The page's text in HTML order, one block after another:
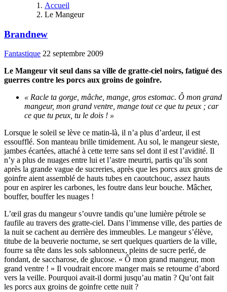
Accueil
Le Mangeur
Brandnew
Fantastique 22 septembre 2009
Le Mangeur vit seul dans sa ville de gratte-ciel noirs, fatigué des
guerres contre les porcs aux groins de goinfre.
« Racle ta gorge, mâche, mange, gros estomac. Ô mon grand
mangeur, mon grand ventre, mange tout ce que tu peux ; car
ce que tu peux, tu le dois ! »
Lorsque le soleil se lève ce matin-là, il n’a plus d’ardeur, il est
essoufflé. Son manteau brille timidement. Au sol, le mangeur sieste,
jambes écartées, attaché à cette terre sans sel dont il est l’avidité. Il
n’y a plus de nuages entre lui et l’astre meurtri, partis qu’ils sont
après la grande vague de sucreries, après que les porcs aux groins de
goinfre aient assemblé de hauts tubes en caoutchouc, assez hauts
pour en aspirer les carbones, les foutre dans leur bouche. Mâcher,
bouffer, bouffer les nuages !
L’œil gras du mangeur s’ouvre tandis qu’une lumière pétrole se
faufile au travers des gratte-ciel. Dans l’immense ville, des parties de
la nuit se cachent au derrière des immeubles. Le mangeur s’élève,
titube de la beuverie nocturne, se sert quelques quartiers de la ville,
fourre sa tête dans les sols sablonneux, pleins de sucre perlé, de
fondant, de saccharose, de glucose. « Ô mon grand mangeur, mon
grand ventre ! » Il voudrait encore manger mais se retourne d’abord
vers la veille. Pourquoi avait-il dormi jusqu’au matin ? Qu’ont fait
les porcs aux groins de goinfre cette nuit ?